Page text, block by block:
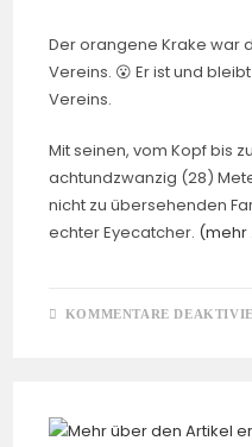
Der orangene Krake war
Vereins. 😮 Er ist und
Vereins.
Mit seinen, vom Kopf bis
achtundzwanzig (28)
nicht zu übersehenden
echter Eyecatcher. (mehr
KOMMENTARE